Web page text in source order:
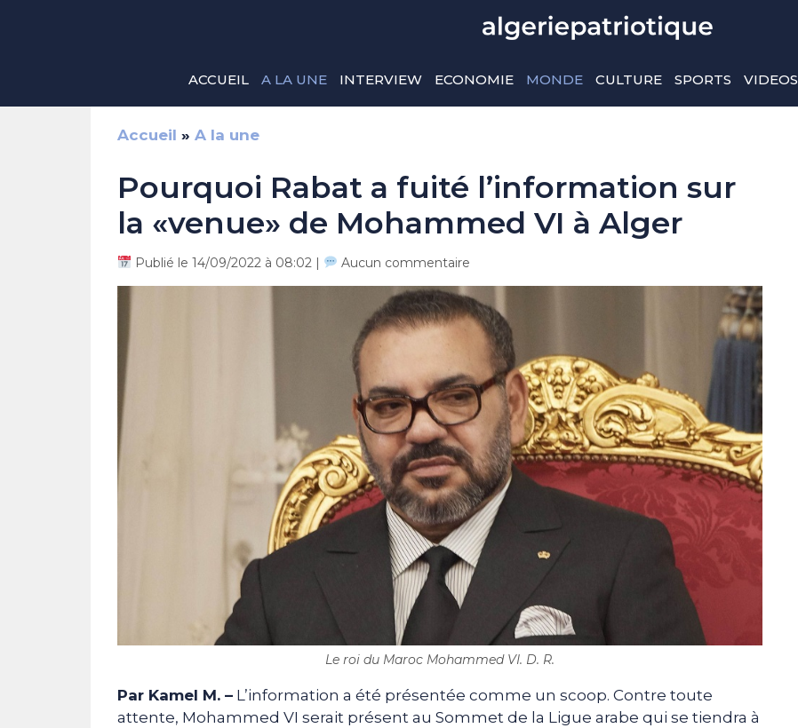
ACCUEIL A LA UNE INTERVIEW ECONOMIE MONDE CULTURE SPORTS VIDEOS
Accueil » A la une
Pourquoi Rabat a fuité l’information sur
la «venue» de Mohammed VI à Alger
Publié le 14/09/2022 à 08:02 | Aucun commentaire
Le roi du Maroc Mohammed VI. D. R.
Par Kamel M. – L’information a été présentée comme un scoop. Contre toute
attente, Mohammed VI serait présent au Sommet de la Ligue arabe qui se tiendra à